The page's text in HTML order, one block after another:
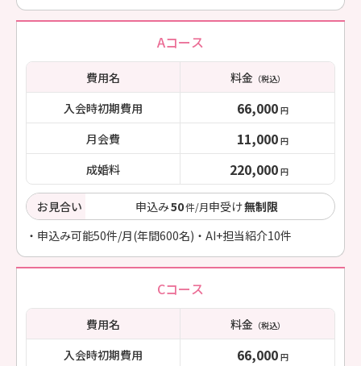
Aコース
費用名 料金（税込）
入会時初期費用 66,000 円
月会費 11,000 円
成婚料 220,000 円
お見合い 申込み50件/月申受け無制限
・申込み可能50件/月(年間600名)・AI+担当紹介10件
Cコース
費用名 料金（税込）
入会時初期費用 66,000 円